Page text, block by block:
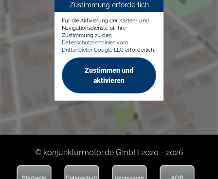
Zustimmung erforderlich
Für die Aktivierung der Karten- und
Navigationsdienste ist Ihre
Zustimmung zu den
Datenschutzrichtlinien vom
Drittanbieter Google LLC erforderlich.
Zustimmen und
aktivieren
© konjunkturmotor.de GmbH 2020 - 2026